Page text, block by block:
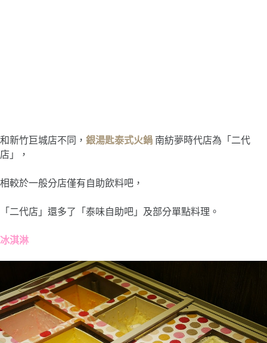
和新竹巨城店不同， 銀湯匙泰式火鍋 南紡夢時代店為「二代
店」，
相較於一般分店僅有自助飲料吧，
「二代店」還多了「泰味自助吧」及部分單點料理。
冰淇淋